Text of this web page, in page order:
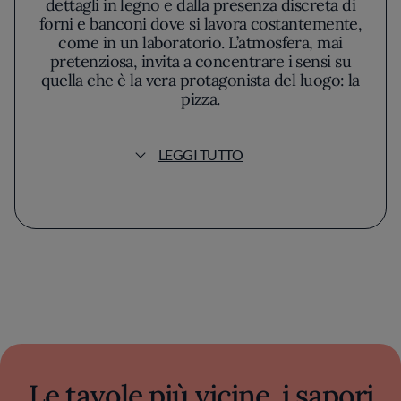
dettagli in legno e dalla presenza discreta di
forni e banconi dove si lavora costantemente,
come in un laboratorio. L’atmosfera, mai
pretenziosa, invita a concentrare i sensi su
quella che è la vera protagonista del luogo: la
pizza.
prime si avverte sin dalla prima occhiata al
prodotti di qualità del territorio. Non stupisce
immediata freschezza e per una struttura ben
LEGGI TUTTO